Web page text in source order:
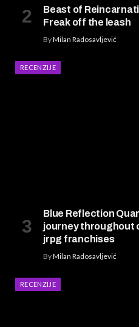
Beast of
Freak off the leash
ByMilan Radosavljević
RECENZIJE
Blue Reflection
journey throughout
jrpg franchises
ByMilan Radosavljević
RECENZIJE